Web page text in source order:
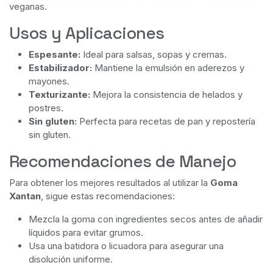
veganas.
Usos y Aplicaciones
Espesante: Ideal para salsas, sopas y cremas.
Estabilizador: Mantiene la emulsión en aderezos y
mayones.
Texturizante: Mejora la consistencia de helados y
postres.
Sin gluten: Perfecta para recetas de pan y repostería
sin gluten.
Recomendaciones de Manejo
Para obtener los mejores resultados al utilizar la Goma
Xantan, sigue estas recomendaciones:
Mezcla la goma con ingredientes secos antes de añadir
líquidos para evitar grumos.
Usa una batidora o licuadora para asegurar una
disolución uniforme.